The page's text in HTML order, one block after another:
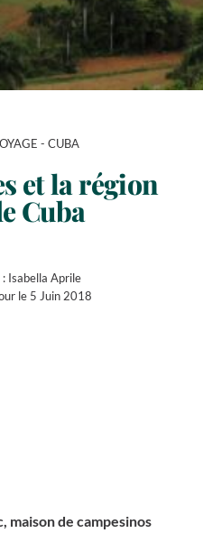
- CUBA
et la région
Cuba
: Isabella Aprile
le 5 Juin 2018
maison de campesinos